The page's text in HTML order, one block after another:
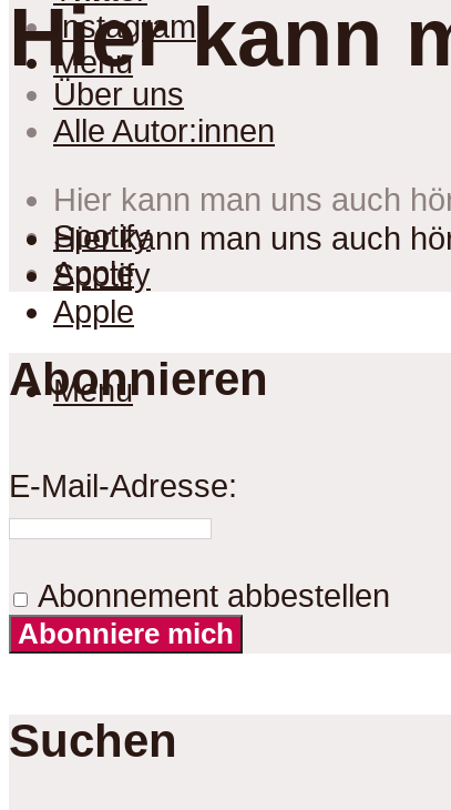
Menu
Hier kann
Hier kann man uns auch
Spotify
Apple
Menu
Instagram
Über uns
Alle Autor:innen
Hier kann man uns auch
Spotify
Apple
Abonnieren
E-Mail-Adresse:
Abonnement abbestellen
Abonniere mich
Suchen